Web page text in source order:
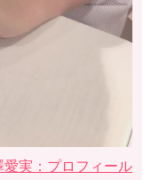
愛実：プロフィール